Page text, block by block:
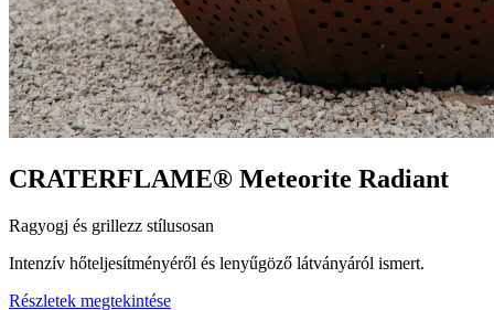
CRATERFLAME® Meteorite Radiant
Ragyogj és grillezz stílusosan
Intenzív hőteljesítményéről és lenyűgöző látványáról ismert.
Részletek megtekintése